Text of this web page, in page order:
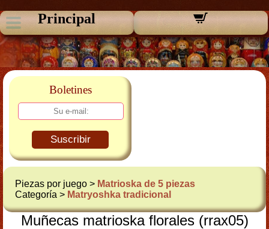
Principal
Boletines
Suscribir
Piezas por juego > Matrioska de 5 piezas
Categoría > Matryoshka tradicional
Muñecas matrioska florales (rrax05)